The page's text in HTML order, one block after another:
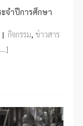
จำปีการศึกษา
| กิจกรรม, ข่าวสาร